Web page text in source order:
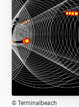
© Terminalbeach